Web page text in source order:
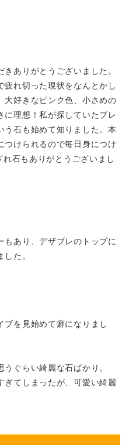
ありがとうございました。
疲れ切った現状をなんとかし
大好きなピンク色、小さめの
に理想！私が探していたブレ
う石も始めて知りました。本
つけられるので毎日身につけ
石もありがとうございまし
もあり、デザブレのトップに
た。
ブを見始めて癖になりまし
ぐらい綺麗な石ばかり。
ぎてしまったが、可愛い綺麗